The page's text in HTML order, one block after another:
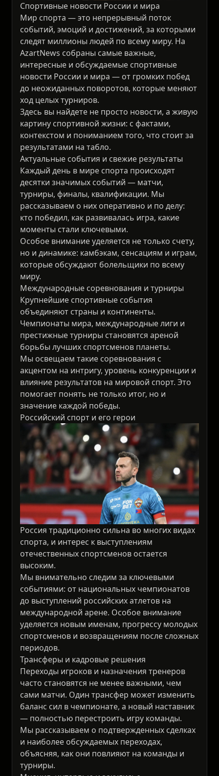
Спортивные новости России и мира
Мир спорта — это непрерывный поток
событий, эмоций и достижений, за которыми
следят миллионы людей по всему миру. На
AzartNews собраны самые важные,
интересные и обсуждаемые спортивные
новости России и мира — от громких побед
до неожиданных поворотов, которые меняют
ход целых турниров.
Здесь вы найдете не просто новости, а живую
картину спортивной жизни: с фактами,
контекстом и пониманием того, что стоит за
результатами на табло.
Актуальные события и свежие результаты
Каждый день в мире спорта происходят
десятки значимых событий — матчи,
турниры, финалы, квалификации. Мы
рассказываем о них оперативно и по делу:
кто победил, как развивалась игра, какие
моменты стали ключевыми.
Особое внимание уделяется не только счету,
но и динамике: камбэкам, сенсациям и играм,
которые обсуждают болельщики по всему
миру.
Международные соревнования и турниры
Крупнейшие спортивные события
объединяют страны и континенты.
Чемпионаты мира, международные лиги и
престижные турниры становятся ареной
борьбы лучших спортсменов планеты.
Мы освещаем такие соревнования с
акцентом на интригу, уровень конкуренции и
влияние результатов на мировой спорт. Это
помогает понять не только итог, но и
значение каждой победы.
Российский спорт и его герои
Россия традиционно сильна во многих видах
спорта, и интерес к выступлениям
отечественных спортсменов остается
высоким.
Мы внимательно следим за ключевыми
событиями: от национальных чемпионатов
до выступлений российских атлетов на
международной арене. Особое внимание
уделяется новым именам, прогрессу молодых
спортсменов и возвращениям после сложных
периодов.
Трансферы и кадровые решения
Переходы игроков и назначения тренеров
часто становятся не менее важными, чем
сами матчи. Один трансфер может изменить
баланс сил в чемпионате, а новый наставник
— полностью перестроить игру команды.
Мы рассказываем о подтвержденных сделках
и наиболее обсуждаемых переходах,
объясняя, как они повлияют на команды и
турниры.